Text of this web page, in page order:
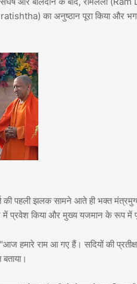
का अनुष्ठान पूरा किया और
की पहली झलक सामने आते ही भक्त
में प्रवेश किया और मुख्य यजमान के रूप में
हमारे राम आ गए हैं। सदियों की